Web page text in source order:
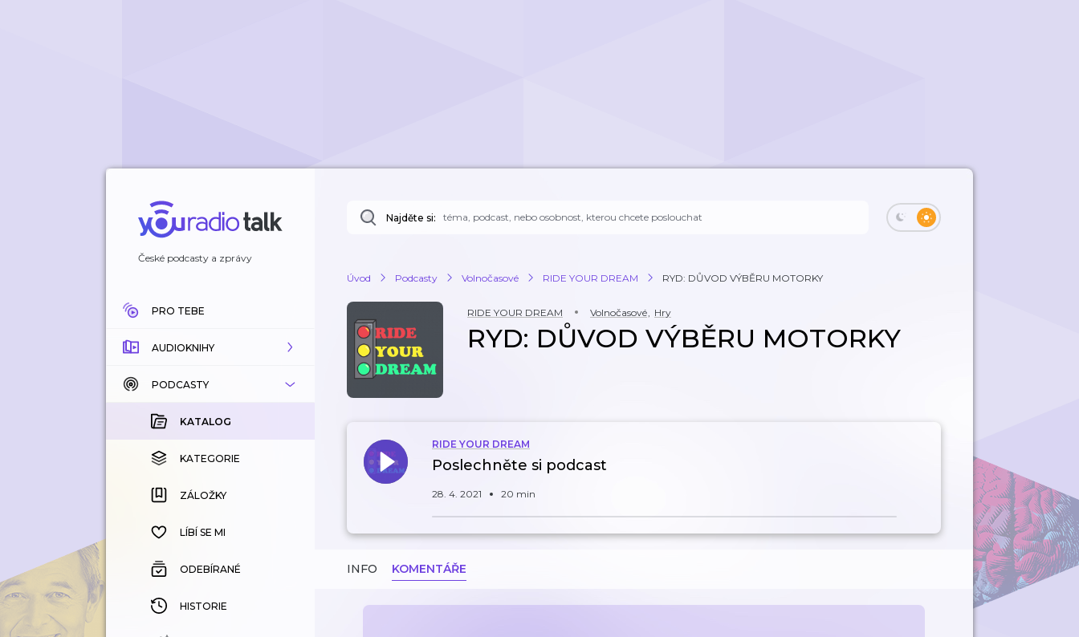
České podcasty a zprávy
PRO TEBE
AUDIOKNIHY
KATALOG
KOUPENÉ
KATEGORIE
ZÁLOŽKY
HISTORIE
PODCASTY
KATALOG
KATEGORIE
ZÁLOŽKY
LÍBÍ SE MI
ODEBÍRANÉ
HISTORIE
Najděte si:
Úvod Podcasty Volnočasové RIDE YOUR DREAM RYD: DŮVOD VÝBĚRU MOTORKY
RIDE YOUR DREAM Volnočasové, Hry
RYD: DŮVOD VÝBĚRU MOTORKY
RIDE YOUR DREAM
Poslechněte si podcast
28. 4. 2021 20 min
INFO KOMENTÁŘE